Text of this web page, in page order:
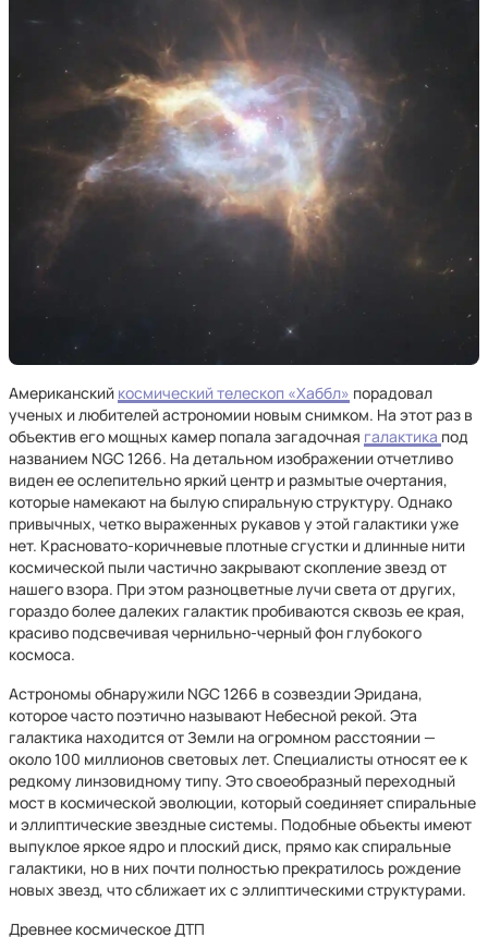
Американский космический телескоп «Хаббл» порадовал
ученых и любителей астрономии новым снимком. На этот раз в
объектив его мощных камер попала загадочная галактика под
названием NGC 1266. На детальном изображении отчетливо
виден ее ослепительно яркий центр и размытые очертания,
которые намекают на былую спиральную структуру. Однако
привычных, четко выраженных рукавов у этой галактики уже
нет. Красновато-коричневые плотные сгустки и длинные нити
космической пыли частично закрывают скопление звезд от
нашего взора. При этом разноцветные лучи света от других,
гораздо более далеких галактик пробиваются сквозь ее края,
красиво подсвечивая чернильно-черный фон глубокого
космоса.
Астрономы обнаружили NGC 1266 в созвездии Эридана,
которое часто поэтично называют Небесной рекой. Эта
галактика находится от Земли на огромном расстоянии —
около 100 миллионов световых лет. Специалисты относят ее к
редкому линзовидному типу. Это своеобразный переходный
мост в космической эволюции, который соединяет спиральные
и эллиптические звездные системы. Подобные объекты имеют
выпуклое яркое ядро и плоский диск, прямо как спиральные
галактики, но в них почти полностью прекратилось рождение
новых звезд, что сближает их с эллиптическими структурами.
Древнее космическое ДТП